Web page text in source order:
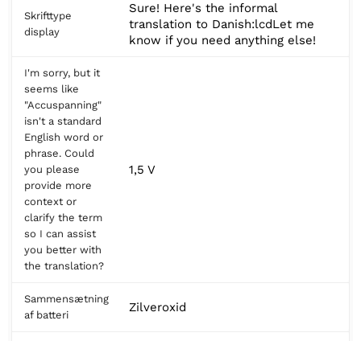
Skrifttype
display
Sure! Here's the informal
translation to Danish:lcdLet me
know if you need anything else!
I'm sorry, but it
seems like
"Accuspanning"
isn't a standard
English word or
phrase. Could
you please
provide more
context or
clarify the term
so I can assist
you better with
the translation?
1,5 V
Sammensætning
af batteri
Zilveroxid